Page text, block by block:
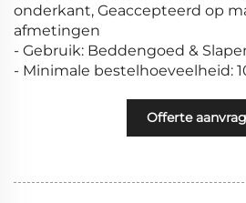
onderkant, Geaccepteerd op
afmetingen
- Gebruik: Beddengoed &
- Minimale bestelhoeveelheid:
Offerte